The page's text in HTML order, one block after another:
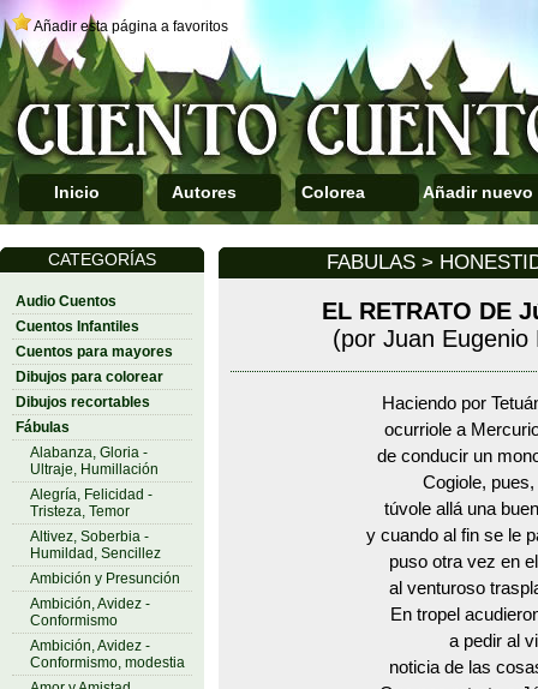
Añadir esta página a favoritos
Inicio Autores Colorea Añadir nuevo
CATEGORÍAS
Audio Cuentos
Cuentos Infantiles
Cuentos para mayores
Dibujos para colorear
Dibujos recortables
Fábulas
Alabanza, Gloria -
Ultraje, Humillación
Alegría, Felicidad -
Tristeza, Temor
Altivez, Soberbia -
Humildad, Sencillez
Ambición y Presunción
Ambición, Avidez -
Conformismo
Ambición, Avidez -
Conformismo, modestia
FABULAS >
EL RETRATO DE
(por Juan Eugenio
Haciendo por
ocurriole a
de conducir un
Cogiole,
túvole allá una
y cuando al fin se le
puso otra vez en
al venturoso
En tropel
a pedir al
noticia de las